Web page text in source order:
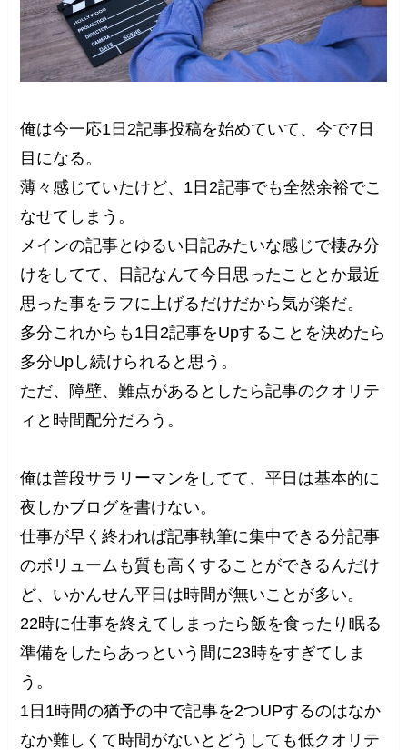
俺は今一応1日2記事投稿を始めていて、今で7日
目になる。
薄々感じていたけど、1日2記事でも全然余裕でこ
なせてしまう。
メインの記事とゆるい日記みたいな感じで棲み分
けをしてて、日記なんて今日思ったこととか最近
思った事をラフに上げるだけだから気が楽だ。
多分これからも1日2記事をUpすることを決めたら
多分Upし続けられると思う。
ただ、障壁、難点があるとしたら記事のクオリテ
ィと時間配分だろう。
俺は普段サラリーマンをしてて、平日は基本的に
夜しかブログを書けない。
仕事が早く終われば記事執筆に集中できる分記事
のボリュームも質も高くすることができるんだけ
ど、いかんせん平日は時間が無いことが多い。
22時に仕事を終えてしまったら飯を食ったり眠る
準備をしたらあっという間に23時をすぎてしま
う。
1日1時間の猶予の中で記事を2つUPするのはなか
なか難しくて時間がないとどうしても低クオリテ